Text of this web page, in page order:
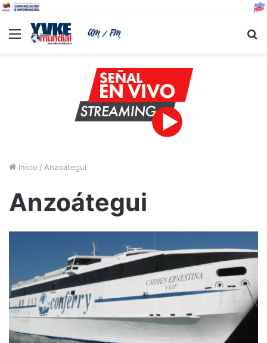
Menu
Inicio / Anzoátegui
Anzoátegui